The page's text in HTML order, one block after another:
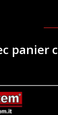
panier